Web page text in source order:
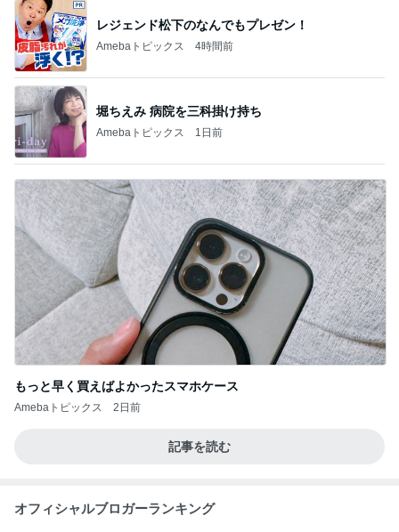
レジェンド松下のなんでもプレゼン！
Amebaトピックス 4時間前
堀ちえみ 病院を三科掛け持ち
Amebaトピックス 1日前
もっと早く買えばよかったスマホケース
Amebaトピックス 2日前
記事を読む
オフィシャルブロガーランキング